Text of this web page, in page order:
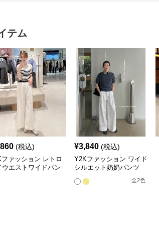
テム
(税込)
ァッション レトロ
ウエストワイドパン
¥3,840 (税込)
Y2Kファッション ワイド
シルエット奶奶パンツ
全2色